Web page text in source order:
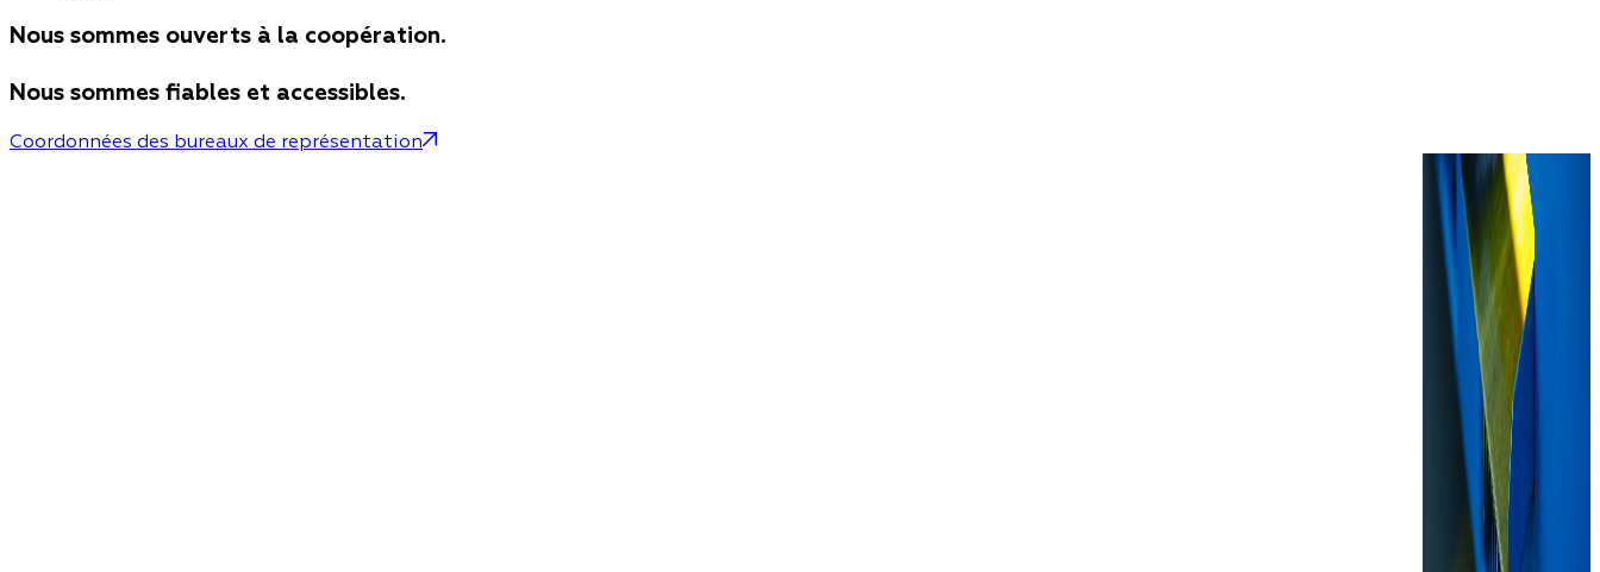
Nous sommes ouverts à la coopération.
Nous sommes fiables et accessibles.
Coordonnées des bureaux de représentation